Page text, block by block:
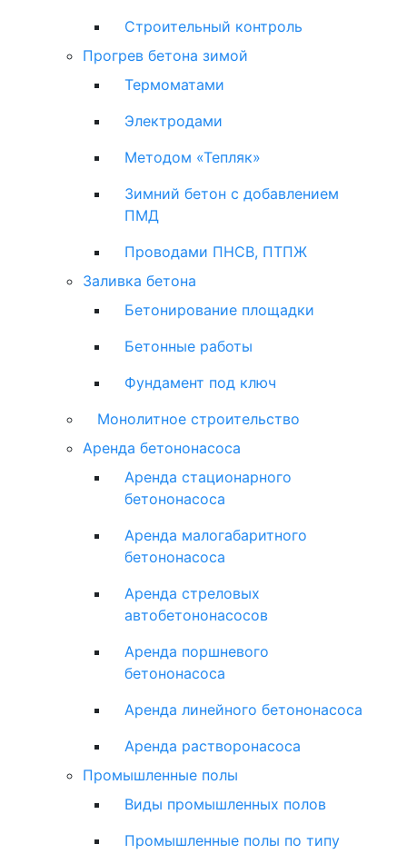
Строительный контроль
Прогрев бетона зимой
Термоматами
Электродами
Методом «Тепляк»
Зимний бетон с добавлением
ПМД
Проводами ПНСВ, ПТПЖ
Заливка бетона
Бетонирование площадки
Бетонные работы
Фундамент под ключ
Монолитное строительство
Аренда бетононасоса
Аренда стационарного
бетононасоса
Аренда малогабаритного
бетононасоса
Аренда стреловых
автобетононасосов
Аренда поршневого
бетононасоса
Аренда линейного бетононасоса
Аренда растворонасоса
Промышленные полы
Виды промышленных полов
Промышленные полы по типу